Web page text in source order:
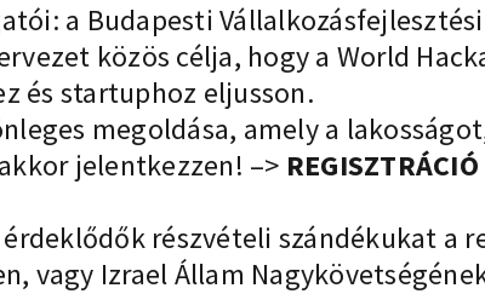
a Budapesti
közös célja, hogy a World
és startuphoz eljusson.
megoldása, amely a
jelentkezzen! –> REGISZTRÁCIÓ
részvételi szándékukat a
vagy Izrael Állam